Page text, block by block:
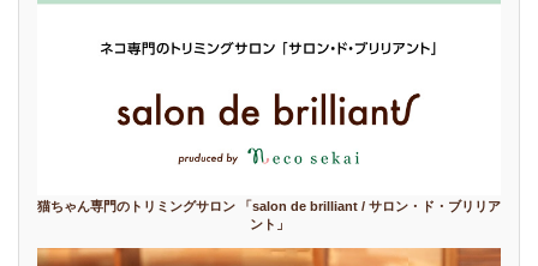
猫ちゃん専門のトリミングサロン 「salon de brilliant / サロン・ド・ブリリア
ント」